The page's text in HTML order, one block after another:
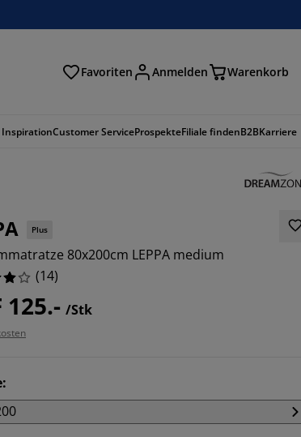
Favoriten Anmelden Warenkorb
InspirationCustomer ServiceProspekteFiliale findenB2BKarriere
Plus
80x200cm LEPPA medium
(14)
125.- /Stk
: